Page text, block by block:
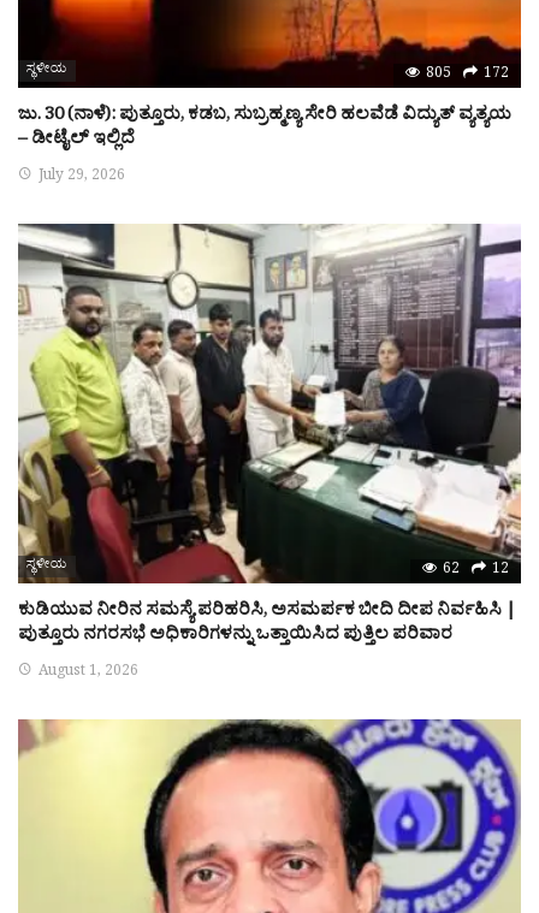
ಸ್ಥಳೀಯ 805 172
ಜು. 30 (ನಾಳೆ): ಪುತ್ತೂರು, ಕಡಬ, ಸುಬ್ರಹ್ಮಣ್ಯ ಸೇರಿ ಹಲವೆಡೆ ವಿದ್ಯುತ್ ವ್ಯತ್ಯಯ
– ಡೀಟೈಲ್ ಇಲ್ಲಿದೆ
July 29, 2026
ಸ್ಥಳೀಯ 62 12
ಕುಡಿಯುವ ನೀರಿನ ಸಮಸ್ಯೆ ಪರಿಹರಿಸಿ, ಅಸಮರ್ಪಕ ಬೀದಿ ದೀಪ ನಿರ್ವಹಿಸಿ |
ಪುತ್ತೂರು ನಗರಸಭೆ ಅಧಿಕಾರಿಗಳನ್ನು ಒತ್ತಾಯಿಸಿದ ಪುತ್ತಿಲ ಪರಿವಾರ
August 1, 2026